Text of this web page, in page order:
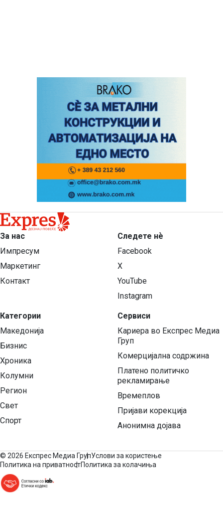
За нас
Импресум
Маркетинг
Контакт
Категории
Македонија
Бизнис
Хроника
Колумни
Регион
Свет
Спорт
Следете нѐ
Facebook
X
YouTube
Instagram
Сервиси
Кариера во Експрес Медиа
Груп
Комерцијална содржина
Платено политичко
рекламирање
Времеплов
Пријави корекција
Анонимна дојава
© 2026 Експрес Медиа ГрупУслови за користење
Политика на приватностПолитика за колачиња